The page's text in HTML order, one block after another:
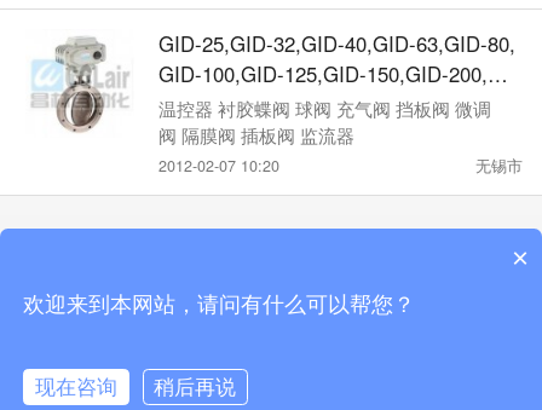
GID-25,GID-32,GID-40,GID-63,GID-80,
GID-100,GID-125,GID-150,GID-200,GI
D-250,GID-300,GID-400,电动高真空蝶
阀
温控器 衬胶蝶阀 球阀 充气阀 挡板阀 微调
阀 隔膜阀 插板阀 监流器
2012-02-07 10:20 无锡市
触屏版 电脑版
×
欢迎来到本网站，请问有什么可以帮您？
现在咨询 稍后再说